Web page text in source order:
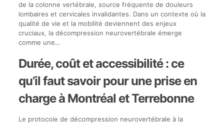
de la colonne vertébrale, source fréquente de douleurs
lombaires et cervicales invalidantes. Dans un contexte où la
qualité de vie et la mobilité deviennent des enjeux
cruciaux, la décompression neurovertébrale émerge
comme une…
Durée, coût et accessibilité : ce
qu’il faut savoir pour une prise en
charge à Montréal et Terrebonne
Le protocole de décompression neurovertébrale à la